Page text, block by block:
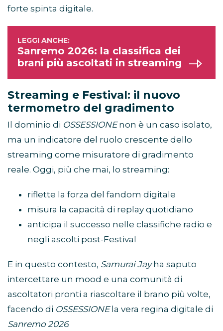
forte spinta digitale.
Sanremo 2026: la classifica dei
brani più ascoltati in streaming
Streaming e Festival: il nuovo
termometro del gradimento
Il dominio di OSSESSIONEnon è un caso isolato,
ma un indicatore del ruolo crescente dello
streaming come misuratore di gradimento
reale. Oggi, più che mai, lo streaming:
riflette la forza del fandom digitale
misura la capacità di replay quotidiano
anticipa il successo nelle classifiche radio e
negli ascolti post-Festival
E in questo contesto, Samurai Jayha saputo
intercettare un mood e una comunità di
ascoltatori pronti a riascoltare il brano più volte,
facendo di OSSESSIONEla vera regina digitale di
Sanremo 2026.